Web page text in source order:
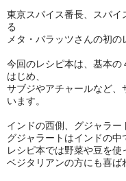
東京スパイス番長、スパイ
る
メタ・バラッツさんの初の
今回のレシピ本は、基本の
はじめ、
サブジやアチャールなど、
います。
インドの西側、グジャラー
グジャラートはインドの中
レシピ本では野菜や豆を使
ベジタリアンの方にも喜ば